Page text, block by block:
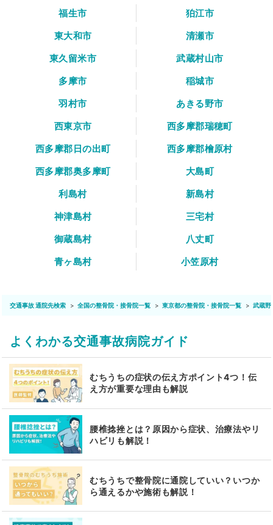
福生市
狛江市
東大和市
清瀬市
東久留米市
武蔵村山市
多摩市
稲城市
羽村市
あきる野市
西東京市
西多摩郡瑞穂町
西多摩郡日の出町
西多摩郡檜原村
西多摩郡奥多摩町
大島町
利島村
新島村
神津島村
三宅村
御蔵島村
八丈町
青ヶ島村
小笠原村
交通事故 通院先検索 全国の整骨院・接骨院一覧 東京都の整骨院・接骨院一覧 武蔵野
よくわかる交通事故病院ガイド
むちうちの症状の伝え方ポイント4つ！伝
え方が重要な理由も解説
腰椎捻挫とは？原因から症状、治療法やリ
ハビリも解説！
むちうちで整骨院に通院していい？いつか
ら通えるかや施術も解説！